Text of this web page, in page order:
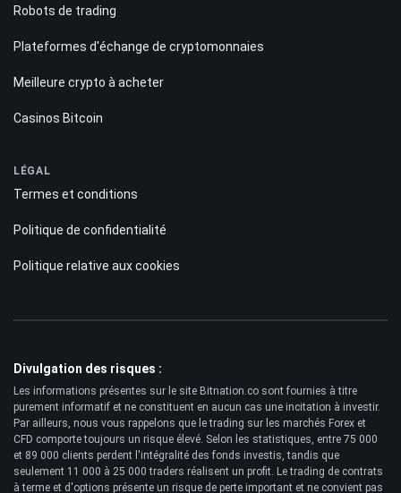
Robots de trading
Plateformes d'échange de cryptomonnaies
Meilleure crypto à acheter
Casinos Bitcoin
LÉGAL
Termes et conditions
Politique de confidentialité
Politique relative aux cookies
Divulgation des risques :
Les informations présentes sur le site Bitnation.co sont fournies à titre
purement informatif et ne constituent en aucun cas une incitation à investir.
Par ailleurs, nous vous rappelons que le trading sur les marchés Forex et
CFD comporte toujours un risque élevé. Selon les statistiques, entre 75 000
et 89 000 clients perdent l'intégralité des fonds investis, tandis que
seulement 11 000 à 25 000 traders réalisent un profit. Le trading de contrats
à terme et d'options présente un risque de perte important et ne convient pas